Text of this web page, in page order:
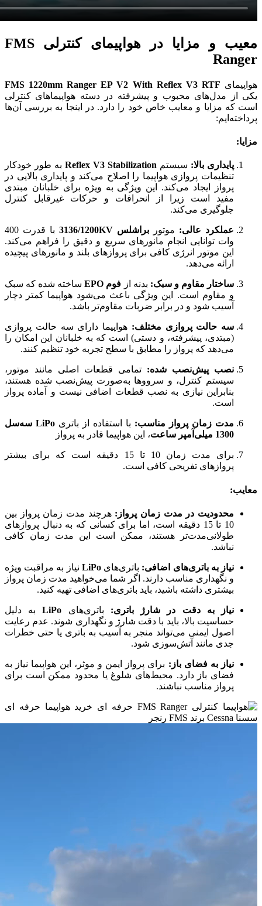
معیب و مزایا در هواپیمای کنترلی FMS
Ranger
هواپیمای FMS 1220mm Ranger EP V2 With Reflex V3 RTF
یکی از مدل‌های محبوب و پیشرفته در دسته هواپیماهای کنترلی
است که مزایا و معایب خاص خود را دارد. در اینجا به بررسی آن‌ها
پرداخته‌ایم:
مزایا:
پایداری بالا: سیستم Reflex V3 Stabilization به طور خودکار
تنظیمات پروازی هواپیما را اصلاح می‌کند و پایداری بالایی در
پرواز ایجاد می‌کند. این ویژگی به ویژه برای خلبانان مبتدی
مفید است زیرا از انحرافات و حرکات غیرقابل کنترل
جلوگیری می‌کند.
عملکرد عالی: موتور براشلس 3136/1200KV
با قدرت 400
وات توانایی انجام مانورهای سریع و دقیق را فراهم می‌کند.
این موتور انرژی کافی برای پروازهای بلند و مانورهای پیچیده
ارائه می‌دهد.
ساختار مقاوم و سبک: بدنه از فوم EPO
ساخته شده که سبک
و مقاوم است. این ویژگی باعث می‌شود هواپیما کمتر دچار
آسیب شود و در برابر ضربات مقاوم‌تر باشد.
سه حالت پروازی مختلف: هواپیما دارای سه حالت پروازی
(مبتدی، پیشرفته، و دستی) است که به خلبانان این امکان را
می‌دهد که پرواز را مطابق با سطح تجربه خود تنظیم کنند.
نصب پیش‌نصب شده: تمامی قطعات اصلی مانند موتور،
سیستم کنترل، و سرووها به‌صورت پیش‌نصب شده هستند،
بنابراین نیازی به نصب قطعات اضافی نیست و آماده پرواز
است.
مدت زمان پرواز مناسب: با استفاده از باتری
LiPo سه‌سل
1300 میلی‌آمپر ساعت
، این هواپیما قادر به پرواز
برای مدت زمان 10 تا 15 دقیقه است که برای بیشتر
پروازهای تفریحی کافی است.
معایب:
محدودیت در مدت زمان پرواز:هرچند مدت زمان پرواز بین
10 تا 15 دقیقه است، اما برای کسانی که به دنبال پروازهای
طولانی‌مدت‌تر هستند، ممکن است این مدت زمان کافی
نباشد.
نیاز به باتری‌های اضافی: باتری‌هایLiPo نیاز به مراقبت ویژه
و نگهداری مناسب دارند. اگر شما می‌خواهید مدت زمان پرواز
بیشتری داشته باشید، باید باتری‌های اضافی تهیه کنید.
نیاز به دقت در شارژ باتری: باتری‌های LiPoبه دلیل
حساسیت بالا، باید با دقت شارژ و نگهداری شوند. عدم رعایت
اصول ایمنی می‌تواند منجر به آسیب به باتری یا حتی خطرات
جدی مانند آتش‌سوزی شود.
نیاز به فضای باز: برای پرواز ایمن و موثر، این هواپیما نیاز به
فضای باز دارد. محیط‌های شلوغ یا محدود ممکن است برای
پرواز مناسب نباشند.